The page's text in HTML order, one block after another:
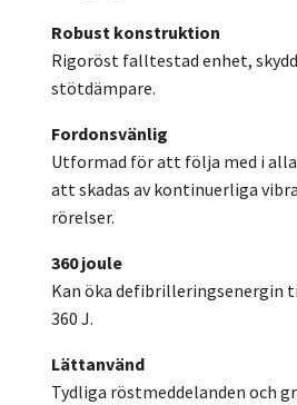
Robust konstruktion
Rigoröst falltestad enhet,
stötdämpare.
Fordonsvänlig
Utformad för att följa med i
att skadas av kontinuerliga
rörelser.
360 joule
Kan öka defibrilleringsenergin
360 J.
Lättanvänd
Tydliga röstmeddelanden och